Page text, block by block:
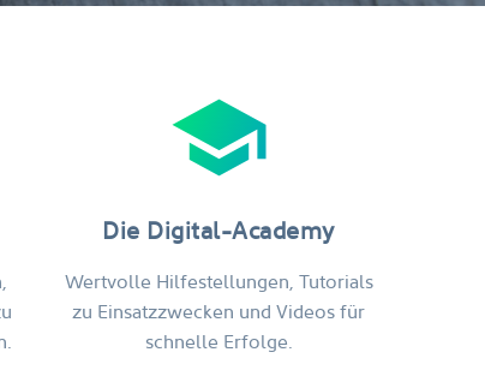
school
Die Digital-Academy
Wertvolle Hilfe­stellungen, Tutorials
zu Einsatzzwecken und Videos für
schnelle Erfolge.